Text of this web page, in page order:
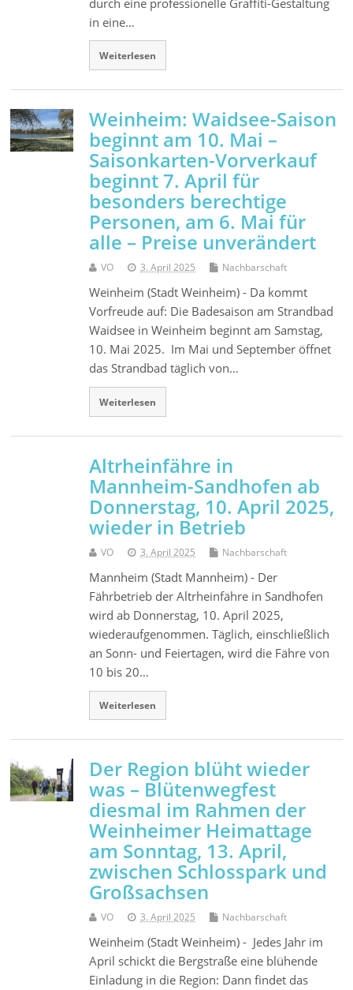
in eine…
Weiterlesen
Weinheim: Waidsee-Saison
beginnt am 10. Mai –
Saisonkarten-Vorverkauf
beginnt 7. April für
besonders berechtige
Personen, am 6. Mai für
alle – Preise unverändert
VO 3. April 2025 Nachbarschaft
Weinheim (Stadt Weinheim) - Da kommt
Vorfreude auf: Die Badesaison am Strandbad
Waidsee in Weinheim beginnt am Samstag,
10. Mai 2025. Im Mai und September öffnet
das Strandbad täglich von…
Weiterlesen
Altrheinfähre in
Mannheim-Sandhofen ab
Donnerstag, 10. April 2025,
wieder in Betrieb
VO 3. April 2025 Nachbarschaft
Mannheim (Stadt Mannheim) - Der
Fährbetrieb der Altrheinfähre in Sandhofen
wird ab Donnerstag, 10. April 2025,
wiederaufgenommen. Täglich, einschließlich
an Sonn- und Feiertagen, wird die Fähre von
10 bis 20…
Weiterlesen
Der Region blüht wieder
was – Blütenwegfest
diesmal im Rahmen der
Weinheimer Heimattage
am Sonntag, 13. April,
zwischen Schlosspark und
Großsachsen
VO 3. April 2025 Nachbarschaft
Weinheim (Stadt Weinheim) - Jedes Jahr im
April schickt die Bergstraße eine blühende
Einladung in die Region: Dann findet das